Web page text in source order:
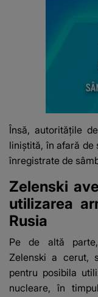
Însă, autorităţile
liniştită, în afară de
înregistrate de
Zelenski
utilizarea
Rusia
Pe de altă
Zelenski a cerut,
pentru posibila
nucleare, în